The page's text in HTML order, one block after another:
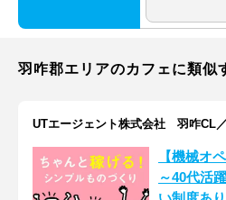
羽咋郡エリアのカフェに類似
UTエージェント株式会社 羽咋CL／
【機械オ
～40代活